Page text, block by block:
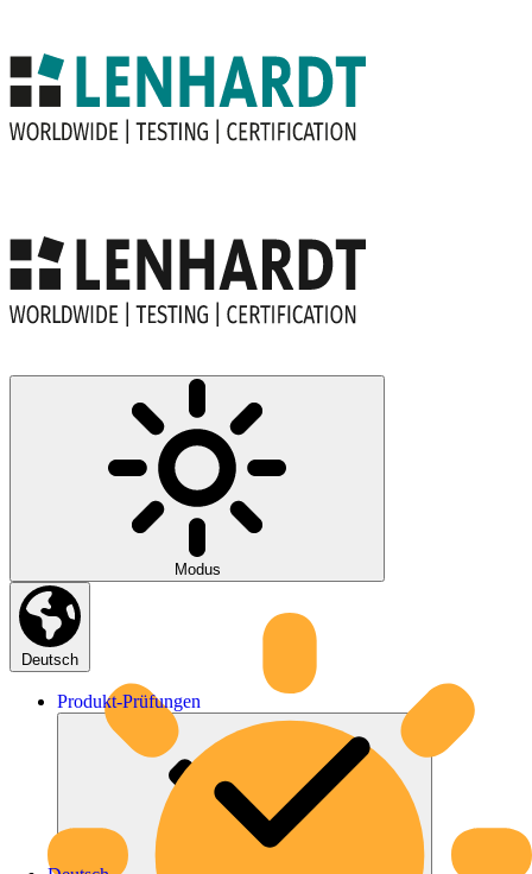
Modus
Deutsch
Produkt-Prüfungen